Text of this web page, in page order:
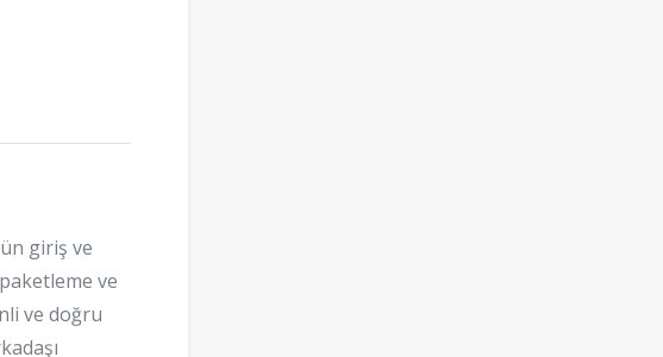
giriş ve
ve
ve doğru